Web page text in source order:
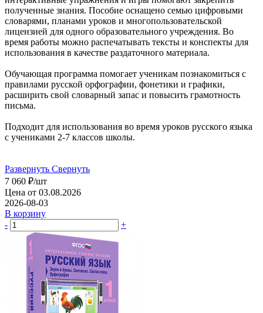
полученные знания. Пособие оснащено семью цифровыми
словарями, планами уроков и многопользовательской
лицензией для одного образовательного учреждения. Во
время работы можно распечатывать тексты и конспекты для
использования в качестве раздаточного материала.
Обучающая программа помогает ученикам познакомиться с
правилами русской орфографии, фонетики и графики,
расширить свой словарный запас и повысить грамотность
письма.
Подходит для использования во время уроков русского языка
с учениками 2-7 классов школы.
Развернуть Свернуть
7 060 ₽/шт
Цена от 03.08.2026
2026-08-03
В корзину
-
+